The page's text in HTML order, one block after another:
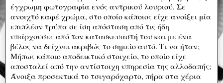
έγχρωμη φωτογραφία ενός αντρικού λουριού. Σε
ανοιχτό καφέ χρώμα, στο οποίο κάποιος είχε ανοίξει μία
επιπλέον τρύπα σε ίση απόσταση από τις ήδη
υπάρχουσες από τον κατασκευαστή του και με ένα
βέλος να δείχνει ακριβώς το σημείο αυτό. Τι να ήταν;
Μήπως κάποιο αποδεικτικό στοιχείο, το οποίο είχε
αποσταλεί από την αντίστοιχη υπηρεσία της αλλοδαπής;
Άνοιξα προσεκτικά το τσιγαρόχαρτο, πήρα στα χέρια